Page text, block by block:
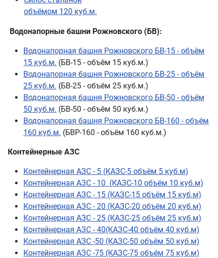
объёмом 120 куб.м.
15 куб.м.(БВ-15 - объём 15 куб.м.)
Водонапорная башня Рожновского БВ-25 - объём
25 куб.м.(БВ-25 - объём 25 куб.м.)
Водонапорная башня Рожновского БВ-50 - объём
50 куб.м.(БВ-50 - объём 50 куб.м.)
Водонапорная башня Рожновского БВ-160 - объём
160 куб.м.(БВР-160 - объём 160 куб.м.)
Контейнерная АЗС - 10 (КАЗС-10 объём 10 куб.м)
Контейнерная АЗС - 15 (КАЗС-15 объём 15 куб.м)
Контейнерная АЗС - 20 (КАЗС-20 объём 20 куб.м)
Контейнерная АЗС - 25 (КАЗС-25 объём 25 куб.м)
Контейнерная АЗС - 40(КАЗС-40 объём 40 куб.м)
Контейнерная АЗС -50 (КАЗС-50 объём 50 куб.м)
Контейнерная АЗС -75 (КАЗС-75 объём 75 куб.м)